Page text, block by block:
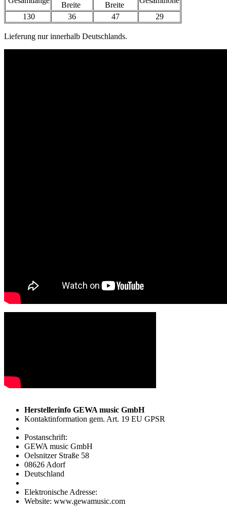
Breite Breite
130
36 47 29
Lieferung nur innerhalb Deutschlands.
Herstellerinfo GEWA music GmbH
Kontaktinformation gem. Art. 19 EU GPSR
Postanschrift:
GEWA music GmbH
Oelsnitzer Straße 58
08626 Adorf
Deutschland
Elektronische Adresse:
Website: www.gewamusic.com